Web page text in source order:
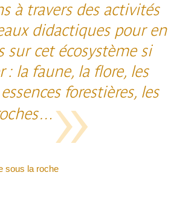
à travers des activités
didactiques pour en
sur cet écosystème si
: la faune, la flore, les
forestières, les